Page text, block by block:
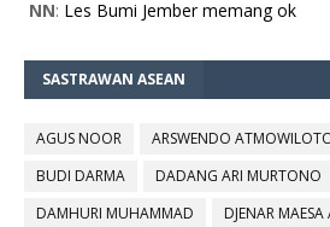
NN: Les Bumi Jember memang ok
SASTRAWAN ASEAN
AGUS NOOR ARSWENDO
BUDI DARMA
DADANG ARI MURTONO
DAMHURI MUHAMMAD
DJENAR MAESA